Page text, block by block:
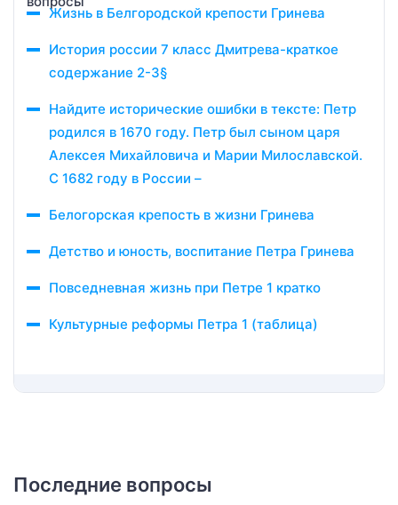
Жизнь в Белгородской крепости Гринева
История россии 7 класс Дмитрева-краткое
содержание 2-3§
Найдите исторические ошибки в тексте: Петр
родился в 1670 году. Петр был сыном царя
Алексея Михайловича и Марии Милославской.
С 1682 году в России –
Белогорская крепость в жизни Гринева
Детство и юность, воспитание Петра Гринева
Повседневная жизнь при Петре 1 кратко
Культурные реформы Петра 1 (таблица)
Последние вопросы